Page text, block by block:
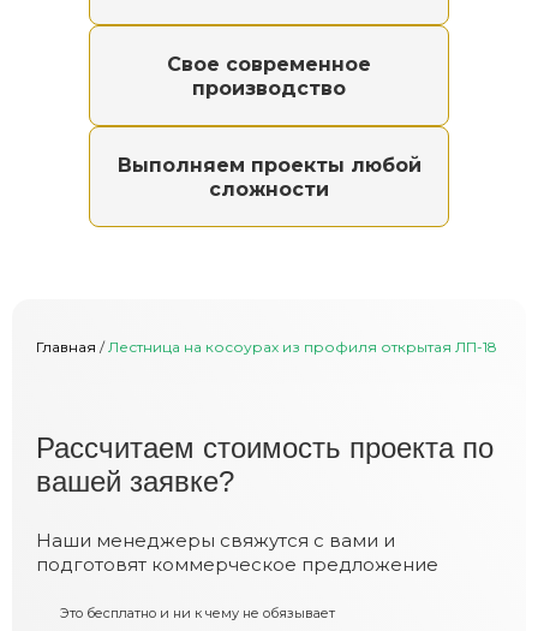
Свое современное
производство
Выполняем проекты любой
сложности
Главная / Лестница на косоурах из профиля открытая ЛП-18
Расcчитаем стоимость проекта по
вашей заявке?
Наши менеджеры свяжутся с вами и
подготовят коммерческое предложение
Это бесплатно и ни к чему не обязывает